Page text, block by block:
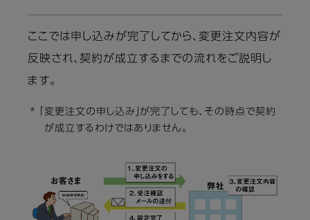
ここでは申し込みが完了してから、変更注文内容が
反映され、契約が成立するまでの流れをご説明し
ます。
* 「変更注文の申し込み」が完了しても、その時点で契約
が成立するわけではありません。